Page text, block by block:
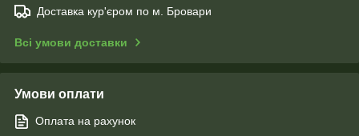
Доставка кур'єром по м. Бровари
Всі умови доставки
Умови оплати
Оплата на рахунок